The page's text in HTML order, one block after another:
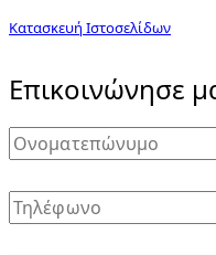
Κατασκευή Ιστοσελίδων
Επικοινώνησε